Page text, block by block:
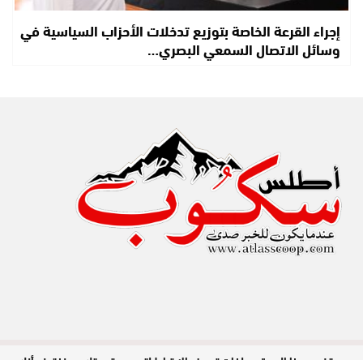
إجراء القرعة الخاصة بتوزيع تدخلات الأحزاب السياسية في
وسائل الاتصال السمعي البصري…